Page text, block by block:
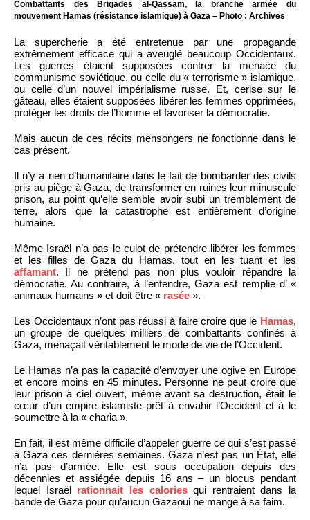
Combattants des Brigades al-Qassam, la branche armée du
mouvement Hamas (résistance islamique) à Gaza – Photo : Archives
La supercherie a été entretenue par une propagande
extrêmement efficace qui a aveuglé beaucoup Occidentaux.
Les guerres étaient supposées contrer la menace du
communisme soviétique, ou celle du « terrorisme » islamique,
ou celle d’un nouvel impérialisme russe. Et, cerise sur le
gâteau, elles étaient supposées libérer les femmes opprimées,
protéger les droits de l’homme et favoriser la démocratie.
Mais aucun de ces récits mensongers ne fonctionne dans le
cas présent.
Il n’y a rien d’humanitaire dans le fait de bombarder des civils
pris au piège à Gaza, de transformer en ruines leur minuscule
prison, au point qu’elle semble avoir subi un tremblement de
terre, alors que la catastrophe est entièrement d’origine
humaine.
Même Israël n’a pas le culot de prétendre libérer les femmes
et les filles de Gaza du Hamas, tout en les tuant et les
affamant. Il ne prétend pas non plus vouloir répandre la
démocratie. Au contraire, à l’entendre, Gaza est remplie d’ «
animaux humains » et doit être « rasée ».
Les Occidentaux n’ont pas réussi à faire croire que le Hamas,
un groupe de quelques milliers de combattants confinés à
Gaza, menaçait véritablement le mode de vie de l’Occident.
Le Hamas n’a pas la capacité d’envoyer une ogive en Europe
et encore moins en 45 minutes. Personne ne peut croire que
leur prison à ciel ouvert, même avant sa destruction, était le
cœur d’un empire islamiste prêt à envahir l’Occident et à le
soumettre à la « charia ».
En fait, il est même difficile d’appeler guerre ce qui s’est passé
à Gaza ces dernières semaines. Gaza n’est pas un État, elle
n’a pas d’armée. Elle est sous occupation depuis des
décennies et assiégée depuis 16 ans – un blocus pendant
lequel Israël rationnait les caloriesqui rentraient dans la
bande de Gaza pour qu’aucun Gazaoui ne mange à sa faim.